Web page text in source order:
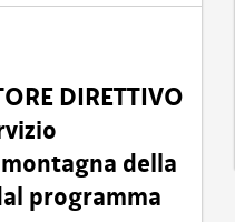
DIRETTIVO
della
programma